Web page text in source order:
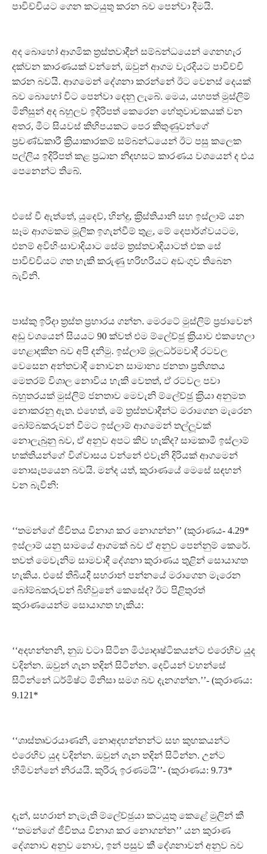
පාවිච්චියට ගෙන කටයුතු කරන බව පෙන්වා දීමයි.
අද බොහෝ ආගමික ත‍්‍රස්තවාදීන් සම්බන්ධයෙන් ගෙනහැර
දක්වන කාරණයක් වන්නේ, ඔවුන් ආගම වැරදියට පාවිච්චි
කරන බවයි. ආගමෙන් දේශනා කරන්නේ ඊට වෙනස් දෙයක්
බව බොහෝ විට පෙන්වා දෙනු ලැබේ. මෙය, යහපත් මුස්ලිම්
මිනිසුන් අද බහුලව ඉදිරිපත් කෙරෙන හේතුවාචකයක් වන
අතර, මීට සියවස් කිහිපයකට පෙර කිතුණුවන්ගේ
ප‍්‍රචණ්ඩකාරී ක‍්‍රියාකාරකම් සම්බන්ධයෙන් ඊට පසු කලෙක
පල්ලිය ඉදිරිපත් කළ ප‍්‍රධාන නිදහසට කාරණය වශයෙන් ද එය
පෙනෙන්ට තිබේ.
එසේ වී ඇත්තේ, යුදෙව්, හින්දු, ක‍්‍රිස්තියානි සහ ඉස්ලාම් යන
සෑම ආගමකම මූලික ඉගැන්වීම් තුළ, මේ දෙපාර්ශ්වයටම,
එනම් අවිහිංසාවාදියාට සේම ත‍්‍රස්තවාදියාටත් එක සේ
පාවිච්චියට ගත හැකි කරුණු හරිහරියට අඩංගුව තිබෙන
බැවිනි.
පාස්කු ඉරිදා ත‍්‍රස්ත ප‍්‍රහාරය ගන්න. මෙරටේ මුස්ලිම් ප‍්‍රජාවෙන්
අඩු වශයෙන් සියයට 90 ක්වත් එම ම්ලේච්ඡු ක‍්‍රියාව එකහෙලා
හෙළාදකින බව අපි දනිමු. ඉස්ලාම් මූලධර්මවාදී රටවල
වෙසෙන අන්තවාදී නොවන සාමාන්‍ය ජනතා ප‍්‍රතිශතය
මෙතරම් විශාල නොවිය හැකි වෙතත්, ඒ රටවල පවා
බහුතරයක් මුස්ලිම් ජනතාව මෙවැනි ම්ලේච්ඡු ක‍්‍රියා අනුමත
නොකරනු ඇත. එහෙත්, මේ ත‍්‍රස්තවාදීන්ට මරාගෙන මැරෙන
බෝම්බකරුවන් වීමට ඉස්ලාම් ආගමෙන් තල්ලූවක්
නොලැබුනු බව, ඒ අනුව අපට කිව හැකිද? සාමකාමී ඉස්ලාම්
භක්තියන්ගේ විශ්වාසය වන්නේ එවැනි දිරියක් ආගමෙන්
නොසැපයෙන බවයි. මන්ද යත්, කුරාණයේ මෙසේ සඳහන්
වන බැවිනි:
‘‘තමන්ගේ ජීවිතය විනාශ කර නොගන්න’’ (කුරාණය- 4.29*
ඉස්ලාම් යනු සාමයේ ආගමක් බව ඒ අනුව පෙන්නුම් කෙරේ.
තවත් මෙවැනිම සාමවාදී දේශනා කුරාණය තුළින් සොයාගත
හැකිය. එසේ තිබියදී සහරාන් පන්නයේ මරාගෙන මැරෙන
බෝම්බකරුවන් බිහිවුනේ කෙසේද? ඊට පිළිතුරත්
කුරාණයෙන්ම සොයාගත හැකිය:
‘‘අදහන්නනි, නුඹ වටා සිටින මිථ්‍යාදෘෂ්ටිකයන්ට එරෙහිව යුද
වදින්න. ඔවුන් ගැන තදින් සිටින්න. දෙවියන් වහන්සේ
සිටින්නේ ධර්මිෂ්ට මිනිසා සමග බව දැනගන්න.’’- (කුරාණය:
9.121*
‘‘ශාස්තෘවරයාණනි, නොඅදහන්නන්ට සහ කුහකයන්ට
එරෙහිව යුද වදින්න. ඔවුන් ගැන තදින් සිටින්න. උන්ට
හිමිවන්නේ නිරයයි. කුරිරු ඉරණමයි’’- (කුරාණය: 9.73*
දැන්, සහරාන් නැමැති ම්ලේච්ඡුයා කටයුතු කෙළේ මුලින් කී
‘‘තමන්ගේ ජීවිතය විනාශ කර නොගන්න’’ යන කුරාණ
දේශනාව අනුව නොව, ඉන් පසුව කී දේශනාවන් අනුව බව